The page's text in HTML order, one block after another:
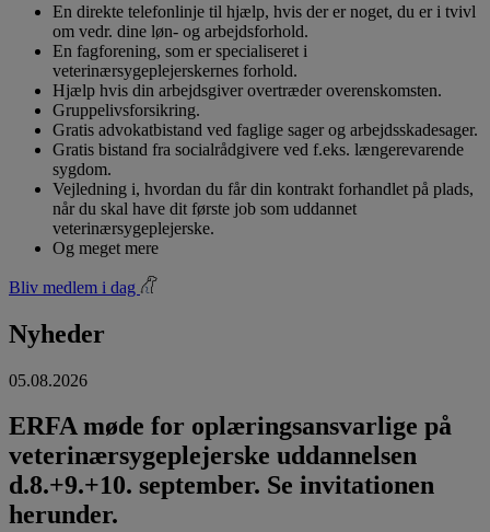
En direkte telefonlinje til hjælp, hvis der er noget, du er i tvivl
om vedr. dine løn- og arbejdsforhold.
En fagforening, som er specialiseret i
veterinærsygeplejerskernes forhold.
Hjælp hvis din arbejdsgiver overtræder overenskomsten.
Gruppelivsforsikring.
Gratis advokatbistand ved faglige sager og arbejdsskadesager.
Gratis bistand fra socialrådgivere ved f.eks. længerevarende
sygdom.
Vejledning i, hvordan du får din kontrakt forhandlet på plads,
når du skal have dit første job som uddannet
veterinærsygeplejerske.
Og meget mere
Bliv medlem i dag
Nyheder
05.08.2026
ERFA møde for oplæringsansvarlige på
veterinærsygeplejerske uddannelsen
d.8.+9.+10. september. Se invitationen
herunder.